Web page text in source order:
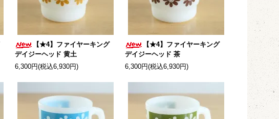
【★4】ファイヤーキング
デイジーヘッド 黄土
6,300円(税込6,930円)
【★4】ファイヤーキング
デイジーヘッド 茶
6,300円(税込6,930円)